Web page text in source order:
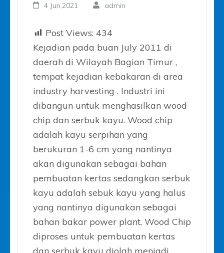
4 Jun,2021 admin
Post Views: 434
Kejadian pada buan July 2011 di
daerah di Wilayah Bagian Timur ,
tempat kejadian kebakaran di area
industry harvesting . Industri ini
dibangun untuk menghasilkan wood
chip dan serbuk kayu. Wood chip
adalah kayu serpihan yang
berukuran 1-6 cm yang nantinya
akan digunakan sebagai bahan
pembuatan kertas sedangkan serbuk
kayu adalah sebuk kayu yang halus
yang nantinya digunakan sebagai
bahan bakar power plant. Wood Chip
diproses untuk pembuatan kertas
dan serbuk kayu diolah menjadi